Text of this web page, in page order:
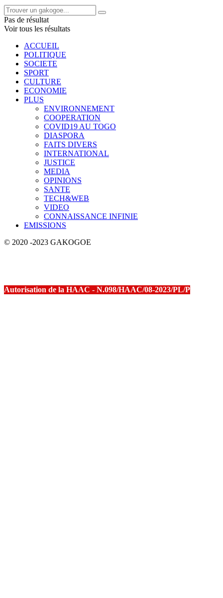
Pas de résultat
Voir tous les résultats
ACCUEIL
POLITIQUE
SOCIETE
SPORT
CULTURE
ECONOMIE
PLUS
ENVIRONNEMENT
COOPERATION
COVID19 AU TOGO
DIASPORA
FAITS DIVERS
INTERNATIONAL
JUSTICE
MEDIA
OPINIONS
SANTE
TECH&WEB
VIDEO
CONNAISSANCE INFINIE
EMISSIONS
© 2020 -2023 GAKOGOE
Autorisation de la HAAC - N.098/HAAC/08-2023/PL/P